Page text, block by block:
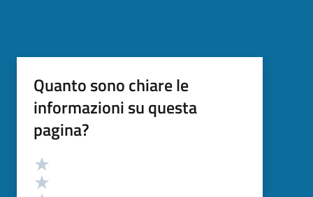
Quanto sono chiare le
informazioni su questa
pagina?
Valutazione